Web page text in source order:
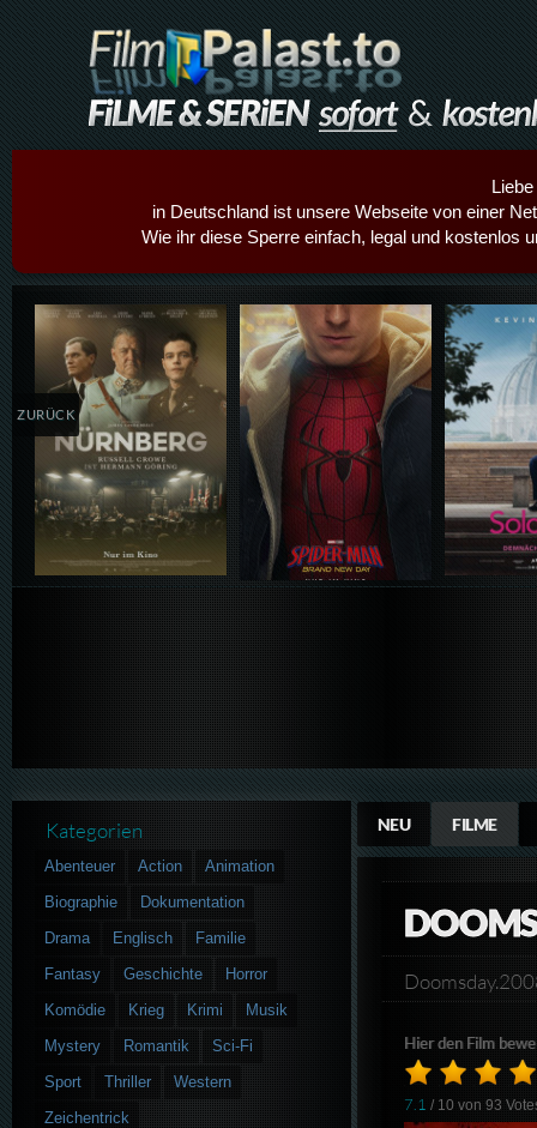
in Deutschland ist unsere Webseite von einer
Wie ihr diese Sperre einfach, legal und kostenlos
Details,Play Details,Play
ZURÜCK
NEU FILME
Hier den Film
7.1 / 10 von93
Kategorien
Abenteuer Action
Animation
Biographie
Dokumentation
Drama
Englisch
Familie
Fantasy
Geschichte
Horror
Komödie
Krieg Krimi
Musik
Mystery
Romantik
Sci-Fi
Sport
Thriller
Western
Zeichentrick